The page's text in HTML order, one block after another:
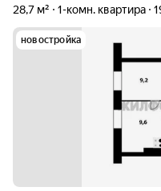
28,7 м² 1-комн. квартира
новостройка